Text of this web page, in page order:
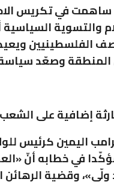
ساهمت في تكريس
والتسوية السياسية
الفلسطينيين
المنطقة وصعّد سياسة
إضافية على
اليمين كرئيس
في خطابه أنّ
وقضية